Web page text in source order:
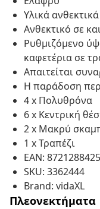
Υλικά
Ανθεκτικό σε
Ρυθμιζόμενο
καφετέρια σε
Απαιτείται
Η παράδοση
4 x Πολυθρόνα
6 x Κεντρική
2 x Μακρύ
1 x Τραπέζι
EAN:
SKU: 3362444
Brand: vidaXL
Πλεονεκτήματα